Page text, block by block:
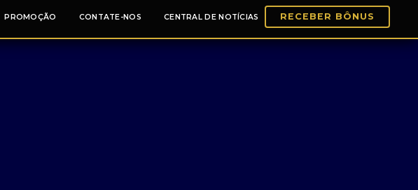
PROMOÇÃO CONTATE-NOS CENTRAL DE NOTÍCIAS RECEBER BÔNUS